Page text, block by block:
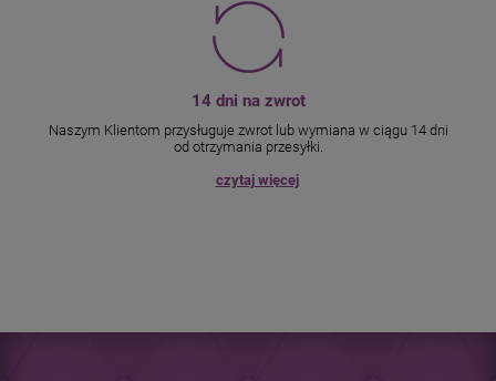
14 dni na zwrot
Naszym Klientom przysługuje zwrot lub wymiana w ciągu 14 dni
od otrzymania przesyłki.
czytaj więcej